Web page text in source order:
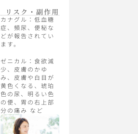
リスク・副作用
カナグル：低血糖
症、頻尿、便秘な
どが報告されてい
ます。
ゼニカル：食欲減
少、皮膚のかゆ
み、皮膚や白目が
黄色くなる、琥珀
色の尿、明るい色
の便、胃の右上部
分の痛み など